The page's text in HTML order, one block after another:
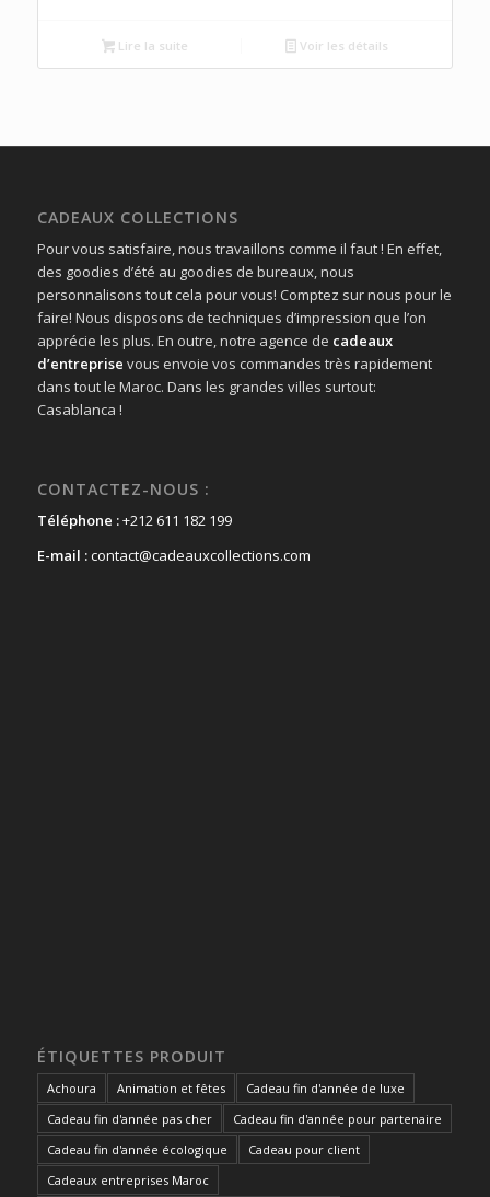
Lire la suite Voir les détails
CADEAUX COLLECTIONS
Pour vous satisfaire, nous travaillons comme il faut ! En effet,
des goodies d’été au goodies de bureaux, nous
personnalisons tout cela pour vous! Comptez sur nous pour le
faire! Nous disposons de techniques d’impression que l’on
apprécie les plus. En outre, notre agence de cadeaux
d’entreprise vous envoie vos commandes très rapidement
dans tout le Maroc. Dans les grandes villes surtout:
Casablanca !
CONTACTEZ-NOUS :
Téléphone :+212 611 182 199
E-mail :contact@cadeauxcollections.com
ÉTIQUETTES PRODUIT
Achoura Animation et fêtes
Cadeau fin d'année de luxe
Cadeau fin d'année pas cher
Cadeau fin d'année pour partenaire
Cadeau fin d'année écologique
Cadeau pour client
Cadeaux entreprises Maroc